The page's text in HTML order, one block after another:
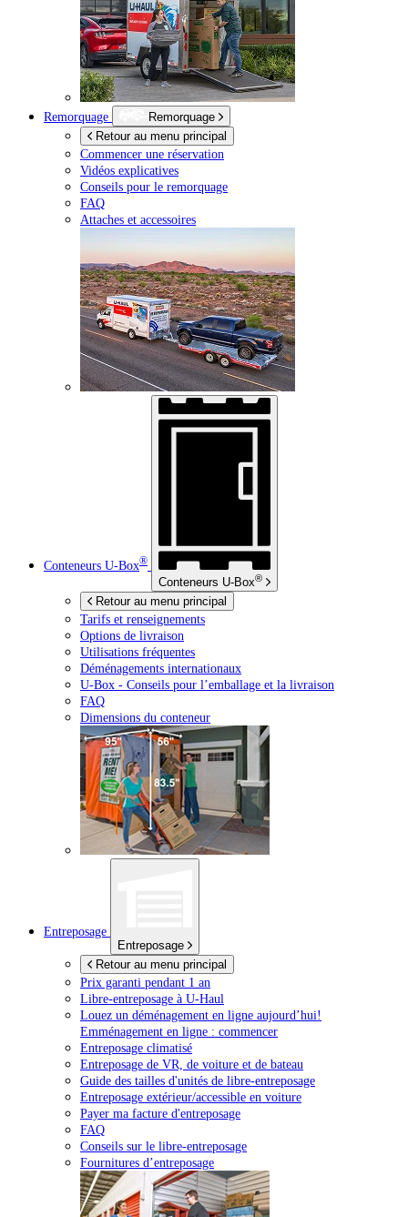
Remorquage
Remorquage
Retour au menu principal
Commencer une réservation
Vidéos explicatives
Conseils pour le remorquage
FAQ
Attaches et accessoires
Conteneurs U-Box®
Conteneurs U-Box®
Retour au menu principal
Tarifs et renseignements
Options de livraison
Utilisations fréquentes
Déménagements internationaux
U-Box - Conseils pour l’emballage et la livraison
FAQ
Dimensions du conteneur
Entreposage
Entreposage
Retour au menu principal
Prix garanti pendant 1 an
Libre-entreposage à U-Haul
Louez un déménagement en ligne aujourd’hui!
Emménagement en ligne : commencer
Entreposage climatisé
Entreposage de VR, de voiture et de bateau
Guide des tailles d'unités de libre-entreposage
Entreposage extérieur/accessible en voiture
Payer ma facture d'entreposage
FAQ
Conseils sur le libre-entreposage
Fournitures d’entreposage